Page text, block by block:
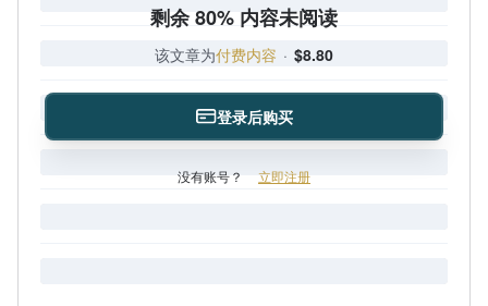
剩余 80% 内容未阅读
该文章为付费内容 · $8.80
登录后购买
没有账号？ 立即注册